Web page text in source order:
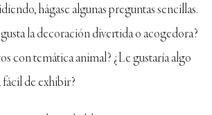
hágase algunas preguntas sencillas.
la decoración divertida o acogedora?
con temática animal? ¿Le gustaría algo
de exhibir?